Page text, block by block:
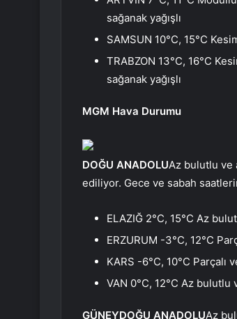
sağanak yağışlı
SAMSUN 10°C, 15°C
TRABZON 13°C, 16°C
sağanak yağışlı
MGM Hava Durumu
DOĞU ANADOLUAz bulutlu ve
ediliyor. Gece ve sabah
ELAZIĞ 2°C, 15°C Az
ERZURUM -3°C, 12°C
KARS -6°C, 10°C Parçalı
VAN 0°C, 12°C Az bulutlu
GÜNEYDOĞU ANADOLUAz